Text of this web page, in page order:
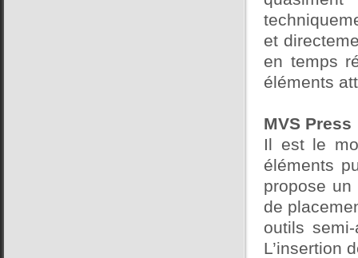
et
en temps
éléments
MVS
Il est le
éléments
propose
de
outils
L’insertion